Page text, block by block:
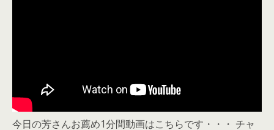
今日の芳さんお薦め1分間動画はこちらです・・・ チャ